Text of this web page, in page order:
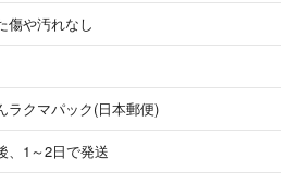
サンダー
傷や汚れなし
ラクマパック(日本郵便)
、1～2日で発送